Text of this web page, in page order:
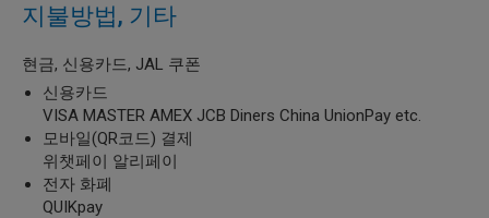
지불방법, 기타
현금, 신용카드, JAL 쿠폰
신용카드
VISA MASTER AMEX JCB Diners China UnionPay etc.
모바일(QR코드) 결제
위챗페이 알리페이
전자 화폐
QUIKpay